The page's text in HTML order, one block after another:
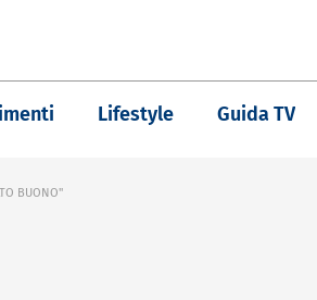
Lifestyle Guida TV
BUONO"